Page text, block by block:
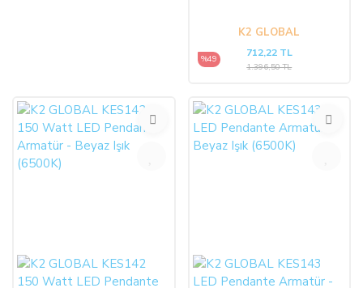
K2 GLOBAL
%49 712,22 TL
1.396,50 TL
%49 %49